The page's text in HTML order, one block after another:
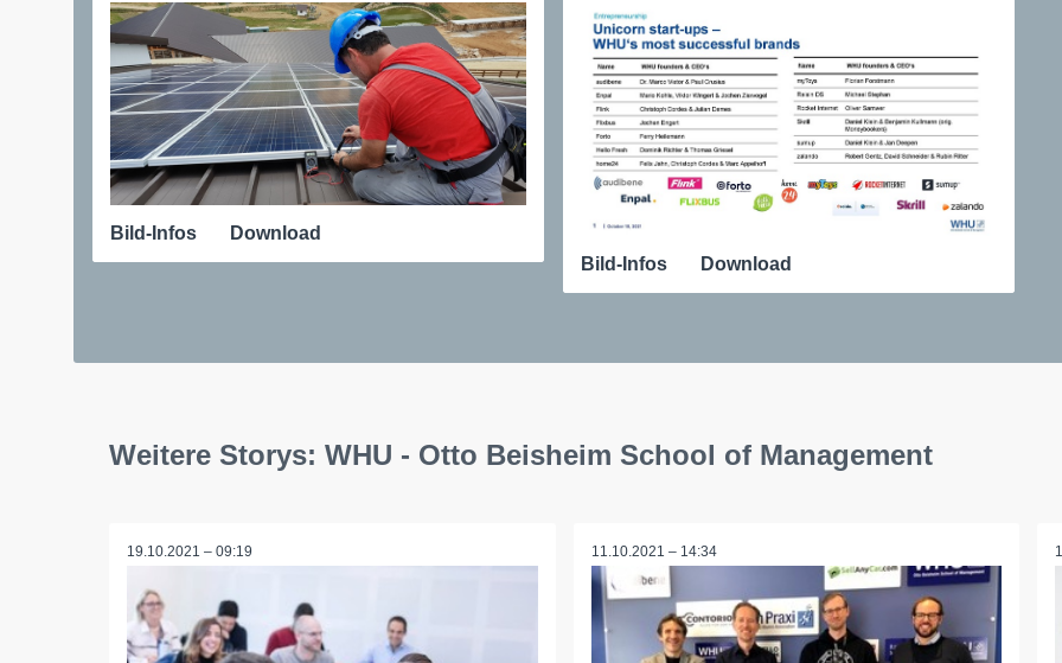
Bild-Infos
Download
Bild-Infos
Download
Weitere Storys: WHU - Otto Beisheim School of Management
19.10.2021 – 09:19 11.10.2021 – 14:34